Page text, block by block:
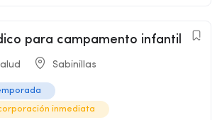
para campamento infantil
Sabinillas
inmediata